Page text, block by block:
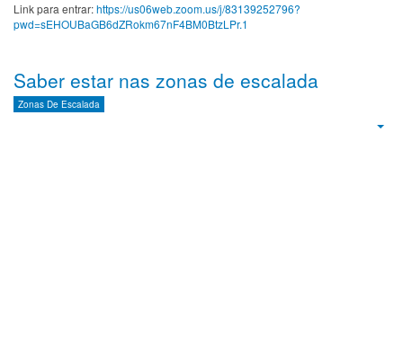
Link para entrar:https://us06web.zoom.us/j/83139252796?
pwd=sEHOUBaGB6dZRokm67nF4BM0BtzLPr.1
Saber estar nas zonas de escalada
Zonas De Escalada